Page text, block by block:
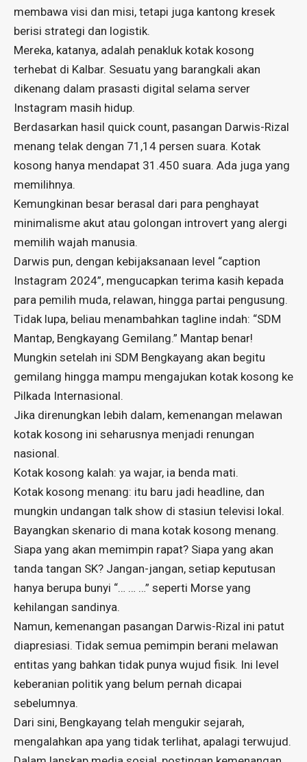
membawa visi dan misi, tetapi juga kantong kresek
berisi strategi dan logistik.
Mereka, katanya, adalah penakluk kotak kosong
terhebat di Kalbar. Sesuatu yang barangkali akan
dikenang dalam prasasti digital selama server
Instagram masih hidup.
Berdasarkan hasil quick count, pasangan Darwis-Rizal
menang telak dengan 71,14 persen suara. Kotak
kosong hanya mendapat 31.450 suara. Ada juga yang
memilihnya.
Kemungkinan besar berasal dari para penghayat
minimalisme akut atau golongan introvert yang alergi
memilih wajah manusia.
Darwis pun, dengan kebijaksanaan level “caption
Instagram 2024”, mengucapkan terima kasih kepada
para pemilih muda, relawan, hingga partai pengusung.
Tidak lupa, beliau menambahkan tagline indah: “SDM
Mantap, Bengkayang Gemilang.” Mantap benar!
Mungkin setelah ini SDM Bengkayang akan begitu
gemilang hingga mampu mengajukan kotak kosong ke
Pilkada Internasional.
Jika direnungkan lebih dalam, kemenangan melawan
kotak kosong ini seharusnya menjadi renungan
nasional.
Kotak kosong kalah: ya wajar, ia benda mati.
Kotak kosong menang: itu baru jadi headline, dan
mungkin undangan talk show di stasiun televisi lokal.
Bayangkan skenario di mana kotak kosong menang.
Siapa yang akan memimpin rapat? Siapa yang akan
tanda tangan SK? Jangan-jangan, setiap keputusan
hanya berupa bunyi “… … …” seperti Morse yang
kehilangan sandinya.
Namun, kemenangan pasangan Darwis-Rizal ini patut
diapresiasi. Tidak semua pemimpin berani melawan
entitas yang bahkan tidak punya wujud fisik. Ini level
keberanian politik yang belum pernah dicapai
sebelumnya.
Dari sini, Bengkayang telah mengukir sejarah,
mengalahkan apa yang tidak terlihat, apalagi terwujud.